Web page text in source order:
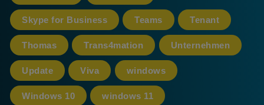
Skype for Business Teams Tenant
Thomas Trans4mation Unternehmen
Update Viva windows
Windows 10 windows 11